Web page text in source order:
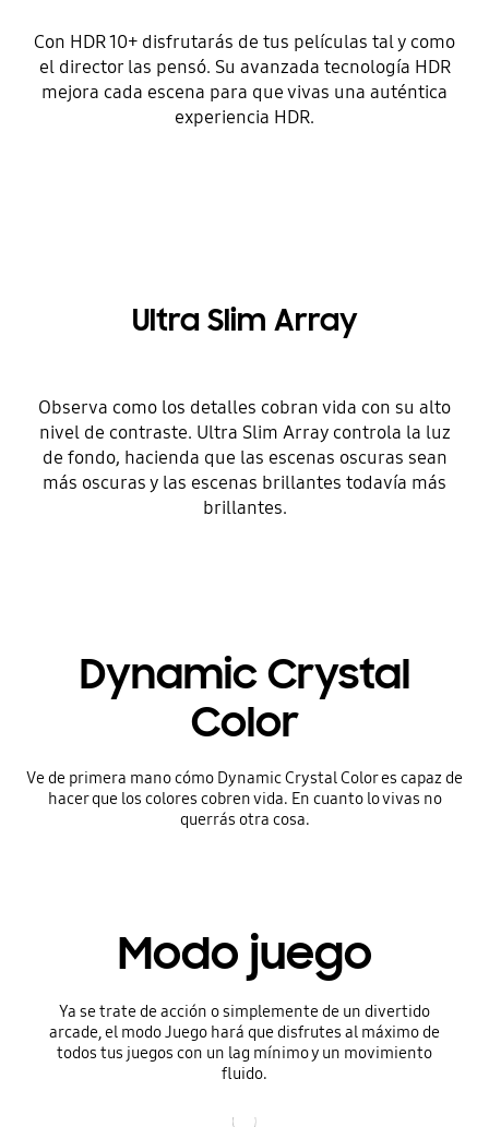
Con HDR 10+ disfrutarás de tus películas tal y como
el director las pensó. Su avanzada tecnología HDR
mejora cada escena para que vivas una auténtica
experiencia HDR.
Ultra Slim Array
Observa como los detalles cobran vida con su alto
nivel de contraste. Ultra Slim Array controla la luz
de fondo, hacienda que las escenas oscuras sean
más oscuras y las escenas brillantes todavía más
brillantes.
Dynamic Crystal
Color
Ve de primera mano cómo Dynamic Crystal Color es capaz de
hacer que los colores cobren vida. En cuanto lo vivas no
querrás otra cosa.
Modo juego
Ya se trate de acción o simplemente de un divertido
arcade, el modo Juego hará que disfrutes al máximo de
todos tus juegos con un lag mínimo y un movimiento
fluido.